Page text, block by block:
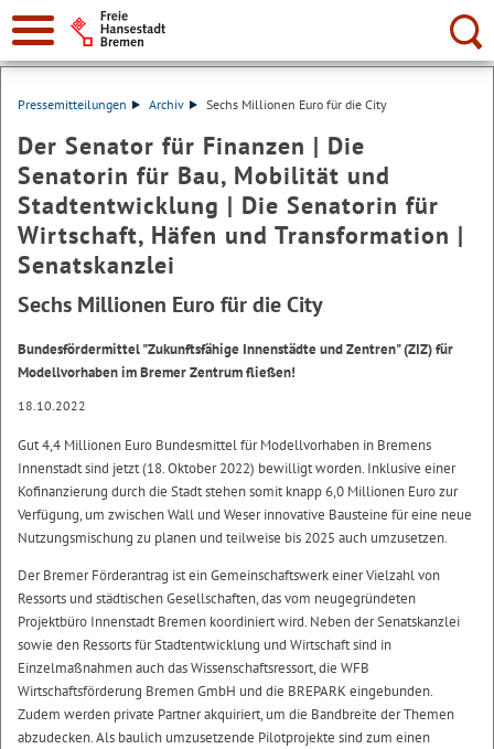
Suche:
Pressemitteilungen Archiv Sechs Millionen Euro für die City
Der Senator für Finanzen | Die
Senatorin für Bau, Mobilität und
Stadtentwicklung | Die Senatorin für
Wirtschaft, Häfen und Transformation |
Senatskanzlei
Sechs Millionen Euro für die City
Bundesfördermittel "Zukunftsfähige Innenstädte und Zentren" (ZIZ) für
Modellvorhaben im Bremer Zentrum fließen!
18.10.2022
Gut 4,4 Millionen Euro Bundesmittel für Modellvorhaben in Bremens
Innenstadt sind jetzt (18. Oktober 2022) bewilligt worden. Inklusive einer
Kofinanzierung durch die Stadt stehen somit knapp 6,0 Millionen Euro zur
Verfügung, um zwischen Wall und Weser innovative Bausteine für eine neue
Nutzungsmischung zu planen und teilweise bis 2025 auch umzusetzen.
Der Bremer Förderantrag ist ein Gemeinschaftswerk einer Vielzahl von
Ressorts und städtischen Gesellschaften, das vom neugegründeten
Projektbüro Innenstadt Bremen koordiniert wird. Neben der Senatskanzlei
sowie den Ressorts für Stadtentwicklung und Wirtschaft sind in
Einzelmaßnahmen auch das Wissenschaftsressort, die WFB
Wirtschaftsförderung Bremen GmbH und die BREPARK eingebunden.
Zudem werden private Partner akquiriert, um die Bandbreite der Themen
abzudecken. Als baulich umzusetzende Pilotprojekte sind zum einen